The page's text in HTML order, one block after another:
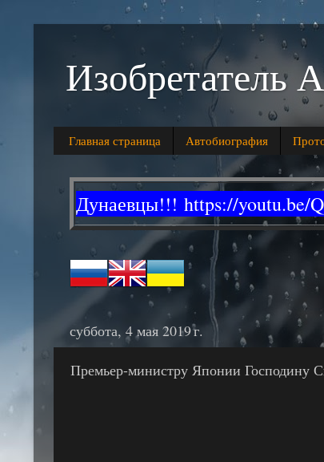
Изобретатель
Главная страница Автобиогpафия
Дунаевцы!!! https://youtu.be/
суббота, 4 мая 2019 г.
Премьер-министру Японии Господину